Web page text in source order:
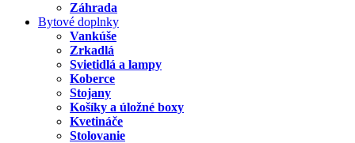
Záhrada
Bytové doplnky
Vankúše
Zrkadlá
Svietidlá a lampy
Koberce
Stojany
Košíky a úložné boxy
Kvetináče
Stolovanie